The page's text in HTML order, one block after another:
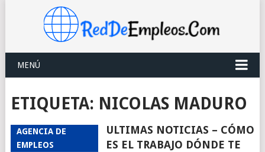
MENÚ
ETIQUETA: NICOLAS MADURO
AGENCIA DE
EMPLEOS
ULTIMAS NOTICIAS – CÓMO
ES EL TRABAJO DÓNDE TE